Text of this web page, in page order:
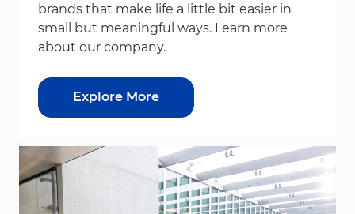
brands that make life a little bit easier in
small but meaningful ways. Learn more
about our company.
Explore More